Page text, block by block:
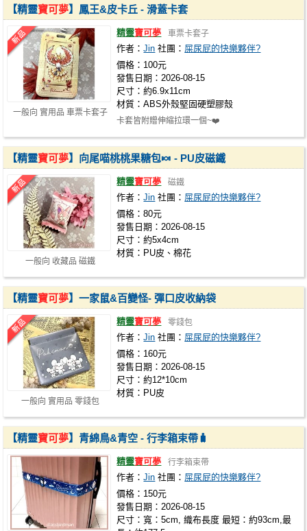
一般向 實用品 車票卡套子
【精靈寶可夢】鳳王&皮卡丘 - 滑蓋卡套
精靈寶可夢 車票卡套子
作者：Jin 社團： 屎尿屁的快樂夥伴?
價格：100元
發售日期：2026-08-15
尺寸：約6.9x11cm
材質：ABS外殼堅固硬塑膠殼
卡套皆附贈伸縮拉環一個~❤️
一般向 收藏品 磁鐵
【精靈寶可夢】向尾喵桃桃果糖包🍬 - PU皮磁鐵
精靈寶可夢 磁鐵
作者：Jin 社團： 屎尿屁的快樂夥伴?
價格：80元
發售日期：2026-08-15
尺寸：約5x4cm
材質：PU皮、棉花
一般向 實用品 零錢包
【精靈寶可夢】一家鼠&百變怪- 彈口皮收納袋
精靈寶可夢 零錢包
作者：Jin 社團： 屎尿屁的快樂夥伴?
價格：160元
發售日期：2026-08-15
尺寸：約12*10cm
材質：PU皮
【精靈寶可夢】青綿鳥&青空 - 行李箱束帶🧳
精靈寶可夢 行李箱束帶
作者：Jin 社團： 屎尿屁的快樂夥伴?
價格：150元
發售日期：2026-08-15
尺寸：寬：5cm, 織布長度 最短：約93cm,最